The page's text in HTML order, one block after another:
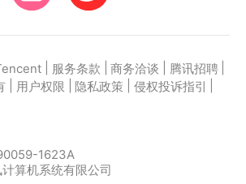
服务条款 商务洽谈 腾讯招聘
用户权限 隐私政策 侵权投诉指引
1623A
算机系统有限公司